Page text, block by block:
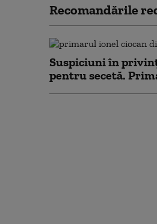
Recomandările
Suspiciuni în
pentru secetă.